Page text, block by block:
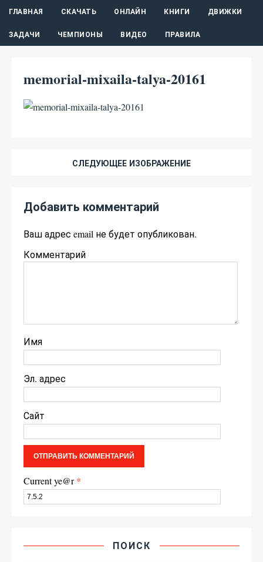
ГЛАВНАЯ СКАЧАТЬ ОНЛАЙН КНИГИ ДВИЖКИ
ЗАДАЧИ ЧЕМПИОНЫ ВИДЕО ПРАВИЛА
memorial-mixaila-talya-20161
СЛЕДУЮЩЕЕ ИЗОБРАЖЕНИЕ
Добавить комментарий
Ваш адрес email не будет опубликован.
Комментарий
Имя
Эл. адрес
Сайт
Current ye@r*
ПОИСК